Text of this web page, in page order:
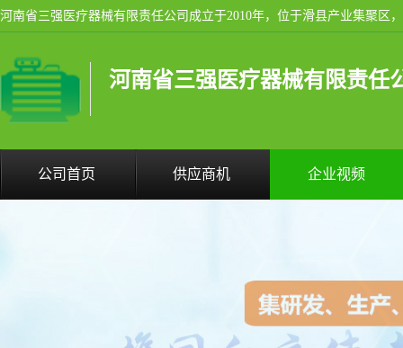
河南省三强医疗器械有限责任
公司首页 供应商机 企业视频